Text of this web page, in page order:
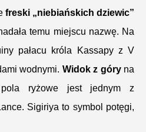
freski „niebiańskich dziewic”
temu miejscu nazwę. Na
pałacu króla Kassapy z V
wodnymi. Widok z góryna
ryżowe jest jednym z
Sigiriya to symbol potęgi,